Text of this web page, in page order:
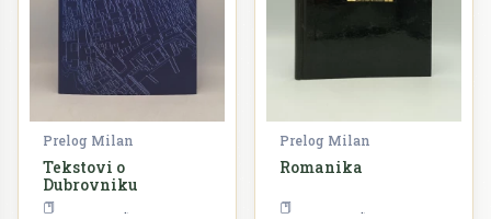
Prelog Milan
Tekstovi o
Dubrovniku
Prelog Milan
Romanika